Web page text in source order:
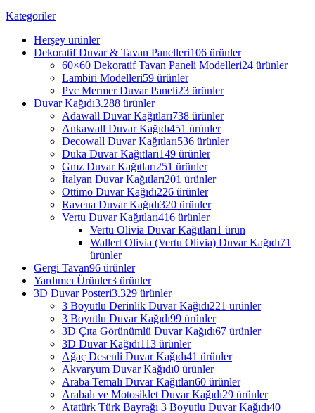
Kategoriler
Herşey ürünler
Dekoratif Duvar & Tavan Panelleri106 ürünler
60×60 Dekoratif Tavan Paneli Modelleri24 ürünler
Lambiri Modelleri59 ürünler
Pvc Mermer Duvar Paneli23 ürünler
Duvar Kağıdı3.288 ürünler
Adawall Duvar Kağıtları738 ürünler
Ankawall Duvar Kağıdı451 ürünler
Decowall Duvar Kağıtları536 ürünler
Duka Duvar Kağıtları149 ürünler
Gmz Duvar Kağıtları251 ürünler
İtalyan Duvar Kağıtları201 ürünler
Ottimo Duvar Kağıdı226 ürünler
Ravena Duvar Kağıdı320 ürünler
Vertu Duvar Kağıtları416 ürünler
Vertu Olivia Duvar Kağıtları1 ürün
Wallert Olivia (Vertu Olivia) Duvar Kağıdı71
ürünler
Gergi Tavan96 ürünler
Yardımcı Ürünler3 ürünler
3D Duvar Posteri3.329 ürünler
3 Boyutlu Derinlik Duvar Kağıdı221 ürünler
3 Boyutlu Duvar Kağıdı99 ürünler
3D Çıta Görünümlü Duvar Kağıdı67 ürünler
3D Duvar Kağıdı113 ürünler
Ağaç Desenli Duvar Kağıdı41 ürünler
Akvaryum Duvar Kağıdı0 ürünler
Araba Temalı Duvar Kağıtları60 ürünler
Arabalı ve Motosiklet Duvar Kağıdı29 ürünler
Atatürk Türk Bayrağı 3 Boyutlu Duvar Kağıdı40